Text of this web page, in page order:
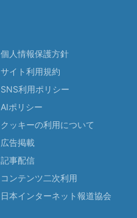
個人情報保護方針
サイト利用規約
SNS利用ポリシー
AIポリシー
クッキーの利用について
広告掲載
記事配信
コンテンツ二次利用
日本インターネット報道協会